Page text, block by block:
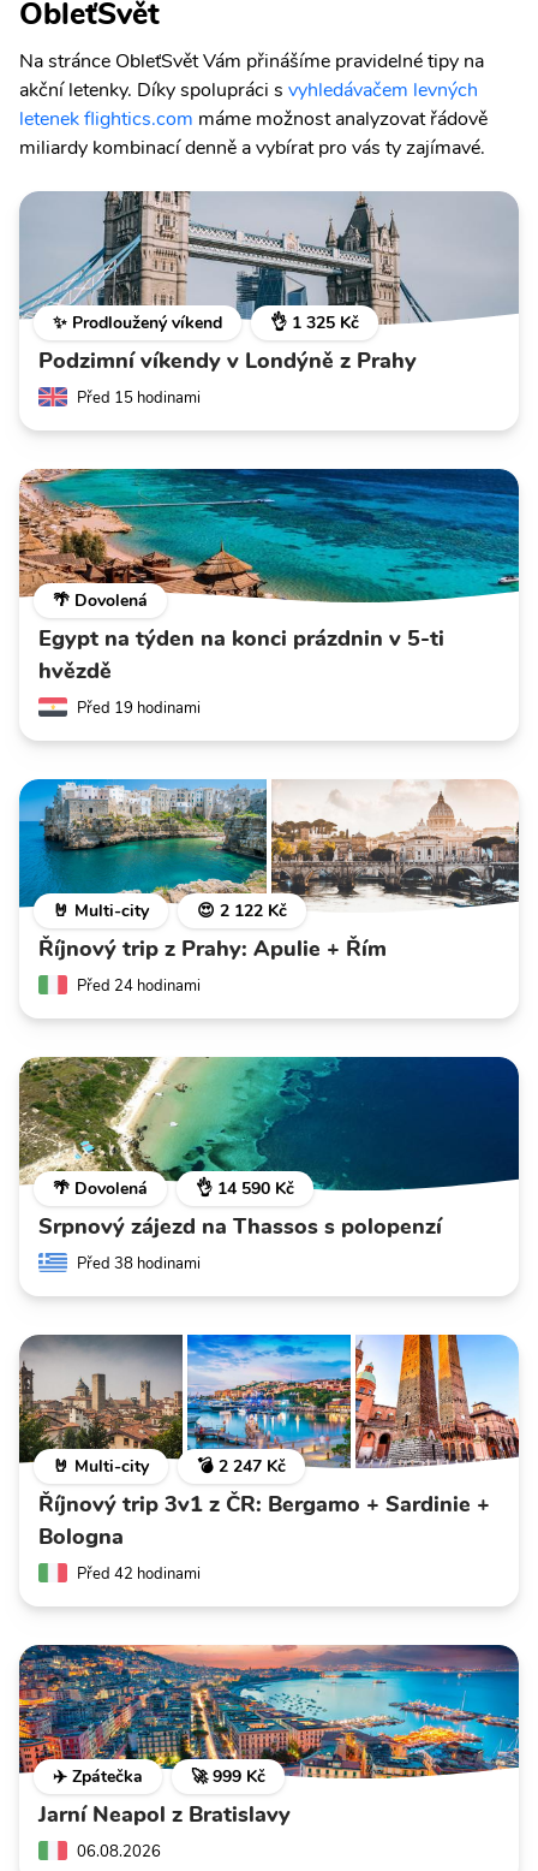
ObleťSvět
Na stránce ObleťSvět Vám přinášíme pravidelné tipy na
akční letenky. Díky spolupráci s vyhledávačem levných
letenek flightics.com máme možnost analyzovat řádově
miliardy kombinací denně a vybírat pro vás ty zajímavé.
✨ Prodloužený víkend 👌 1 325 Kč
Podzimní víkendy v Londýně z Prahy
Před 15 hodinami
🌴 Dovolená
Egypt na týden na konci prázdnin v 5-ti
hvězdě
Před 19 hodinami
🤘 Multi-city 😍 2 122 Kč
Říjnový trip z Prahy: Apulie + Řím
Před 24 hodinami
🌴 Dovolená 👌 14 590 Kč
Srpnový zájezd na Thassos s polopenzí
Před 38 hodinami
🤘 Multi-city 💣 2 247 Kč
Říjnový trip 3v1 z ČR: Bergamo + Sardinie +
Bologna
Před 42 hodinami
✈️ Zpátečka 🚀 999 Kč
Jarní Neapol z Bratislavy
06.08.2026